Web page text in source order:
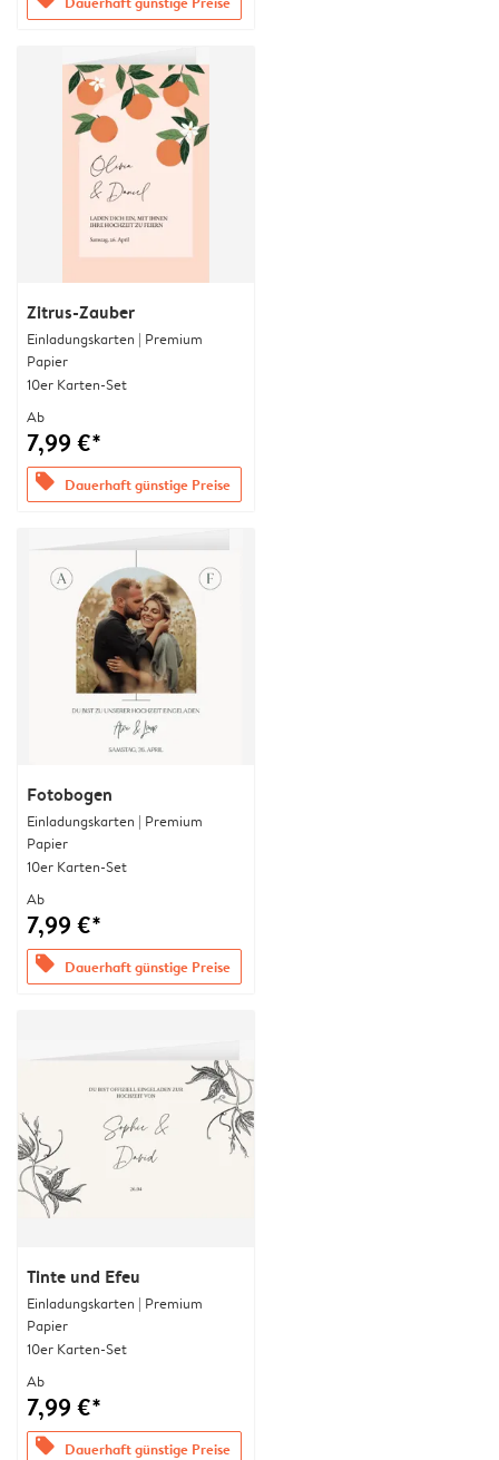
Zitrus-Zauber
Einladungskarten | Premium
Papier
10er Karten-Set
Ab
7,99 €*
offers Dauerhaft günstige Preise
Fotobogen
Einladungskarten | Premium
Papier
10er Karten-Set
Ab
7,99 €*
offers Dauerhaft günstige Preise
Tinte und Efeu
Einladungskarten | Premium
Papier
10er Karten-Set
Ab
7,99 €*
offers Dauerhaft günstige Preise